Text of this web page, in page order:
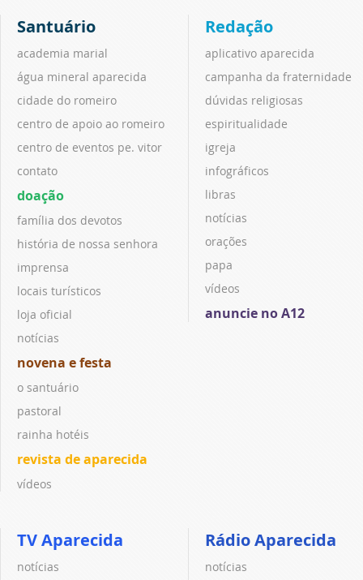
Santuário
academia marial
água mineral aparecida
cidade do romeiro
centro de apoio ao romeiro
centro de eventos pe. vitor
contato
doação
família dos devotos
história de nossa senhora
imprensa
locais turísticos
loja oficial
notícias
novena e festa
o santuário
pastoral
rainha hotéis
revista de aparecida
vídeos
Redação
aplicativo aparecida
campanha da fraternidade
dúvidas religiosas
espiritualidade
igreja
infográficos
libras
notícias
orações
papa
vídeos
anuncie no A12
TV Aparecida
notícias
Rádio Aparecida
notícias